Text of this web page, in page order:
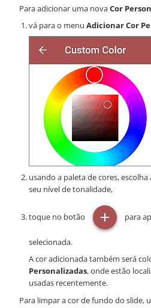
Para adicionar uma novaCor
vá para o menu Adicionar Cor
usando a paleta de cores, escolha
seu nível de tonalidade,
toque no botão para
selecionada.
A cor adicionada também será
Personalizadas, onde estão
usadas recentemente.
Para limpar a cor de fundo do slide,